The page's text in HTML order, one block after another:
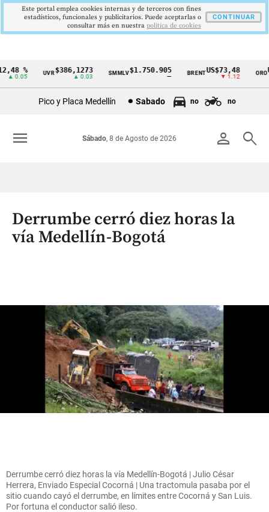
Cintillo
Colombia
%
0.05
UVR$386,1273
▲ 0.03
SMMLV$1.750.905 BRENTUS$73,48
▼ 1.12
ORO
Pico y Placa Medellín Sabado no no
person search
Sábado, 8 de Agosto de 2026
menu
Derrumbe cerró diez horas la
vía Medellín-Bogotá
Derrumbe cerró diez horas la vía Medellín-Bogotá | Julio César
Herrera, Enviado Especial Cocorná | Una tractomula pasaba por el
sitio cuando cayó el derrumbe, en límites entre Cocorná y San Luis.
Por fortuna el conductor salió ileso.
Este portal emplea cookies internas y de terceros con fines
estadísticos, funcionales y publicitarios. Puede aceptarlas o
consultar más en nuestra politica de cookies
CONTINUAR